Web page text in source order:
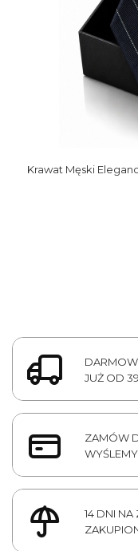
Krawat Męski
JUŻ OD
ZAMÓW
14 DNI NA